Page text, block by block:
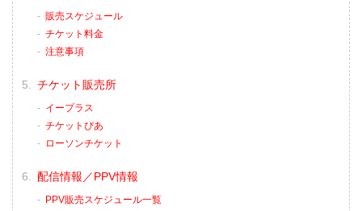
販売スケジュール
チケット料金
注意事項
チケット販売所
イープラス
チケットぴあ
ローソンチケット
配信情報／PPV情報
PPV販売スケジュール一覧